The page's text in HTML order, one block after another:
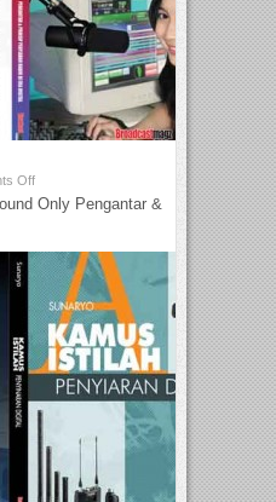
Off
Only Pengantar &